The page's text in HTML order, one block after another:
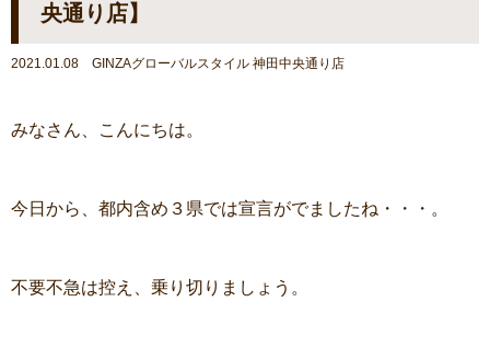
央通り店】
2021.01.08 GINZAグローバルスタイル 神田中央通り店
みなさん、こんにちは。
今日から、都内含め３県では宣言がでましたね・・・。
不要不急は控え、乗り切りましょう。